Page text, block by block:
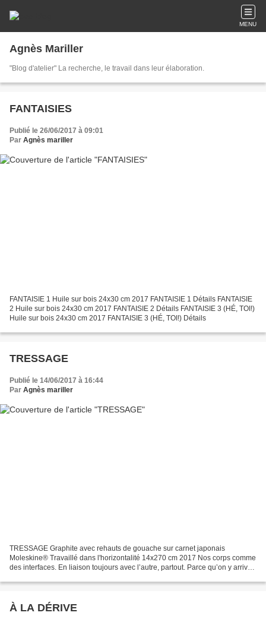
MENU
Agnès Mariller
"Blog d'atelier" La recherche, le travail dans leur élaboration.
FANTAISIES
Publié le 26/06/2017 à 09:01
Par Agnès mariller
FANTAISIE 1 Huile sur bois 24x30 cm 2017 FANTAISIE 1 Détails FANTAISIE
2 Huile sur bois 24x30 cm 2017 FANTAISIE 2 Détails FANTAISIE 3 (HÉ, TOI!)
Huile sur bois 24x30 cm 2017 FANTAISIE 3 (HÉ, TOI!) Détails
TRESSAGE
Publié le 14/06/2017 à 16:44
Par Agnès mariller
TRESSAGE Graphite avec rehauts de gouache sur carnet japonais
Moleskine® Travaillé dans l'horizontalité 14x270 cm 2017 Nos corps comme
des interfaces. En liaison toujours avec l’autre, partout. Parce qu’on y arrive
À LA DÉRIVE